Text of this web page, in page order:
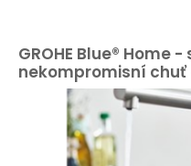
GROHE Blue® Home
nekompromisní chuť